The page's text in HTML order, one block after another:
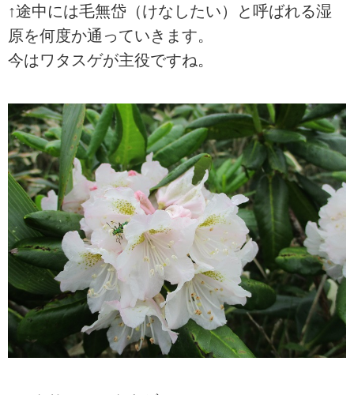
↑途中には毛無岱（けなしたい）と呼ばれる湿
原を何度か通っていきます。
今はワタスゲが主役ですね。